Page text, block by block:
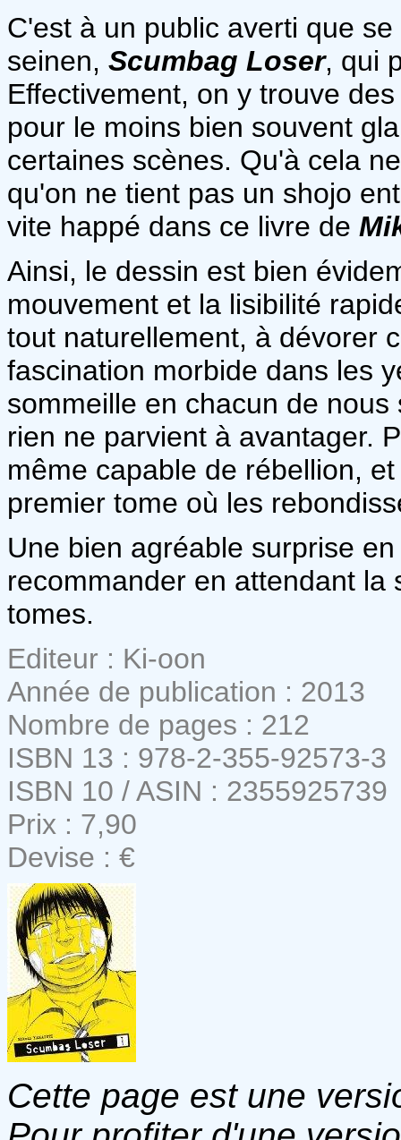
C'est à un public averti que
seinen, Scumbag Loser, qui
Effectivement, on y trouve
pour le moins bien souvent
certaines scènes. Qu'à cela
qu'on ne tient pas un shojo
vite happé dans ce livre de
Ainsi, le dessin est bien
mouvement et la lisibilité
tout naturellement, à dévorer
fascination morbide dans les
sommeille en chacun de
rien ne parvient à avantager.
même capable de rébellion,
premier tome où les
Une bien agréable surprise
recommander en attendant
tomes.
Editeur : Ki-oon
Année de publication : 2013
Nombre de pages : 212
ISBN 13 : 978-2-355-92573-3
ISBN 10 / ASIN : 2355925739
Prix : 7,90
Devise : €
Cette page est une